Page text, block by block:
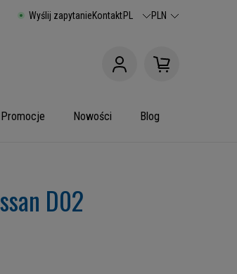
Wyślij zapytanieKontaktPL PLN
Promocje Nowości Blog
D02